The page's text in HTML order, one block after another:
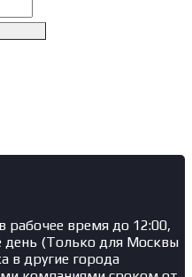
рабочее время до 12:00,
день (Только для Москвы
в другие города